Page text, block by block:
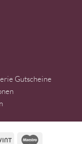
Gutscheine
Twint